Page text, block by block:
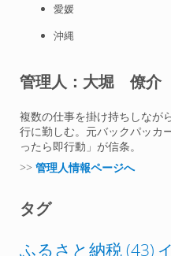
愛媛
沖縄
管理人：大堀 僚介
複数の仕事を掛け持ちしなが
行に勤しむ。元バックパッカ
ったら即行動」が信条。
>> 管理人情報ページへ
タグ
ふるさと納税(43)